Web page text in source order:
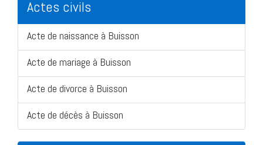
Actes civils
Acte de naissance à Buisson
Acte de mariage à Buisson
Acte de divorce à Buisson
Acte de décès à Buisson